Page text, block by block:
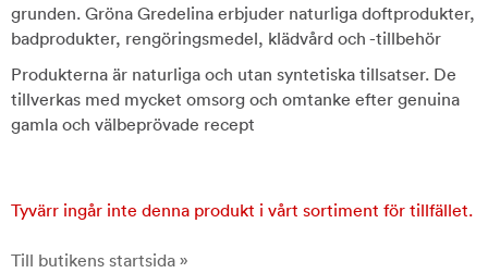
grunden. Gröna Gredelina erbjuder naturliga doftprodukter,
badprodukter, rengöringsmedel, klädvård och -tillbehör
Produkterna är naturliga och utan syntetiska tillsatser. De
tillverkas med mycket omsorg och omtanke efter genuina
gamla och välbeprövade recept
Tyvärr ingår inte denna produkt i vårt sortiment för tillfället.
Till butikens startsida »